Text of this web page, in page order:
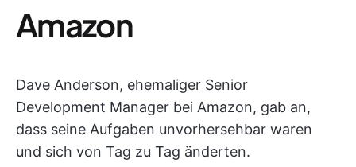
Amazon
Dave Anderson, ehemaliger Senior
Development Manager bei Amazon, gab an,
dass seine Aufgaben unvorhersehbar waren
und sich von Tag zu Tag änderten.